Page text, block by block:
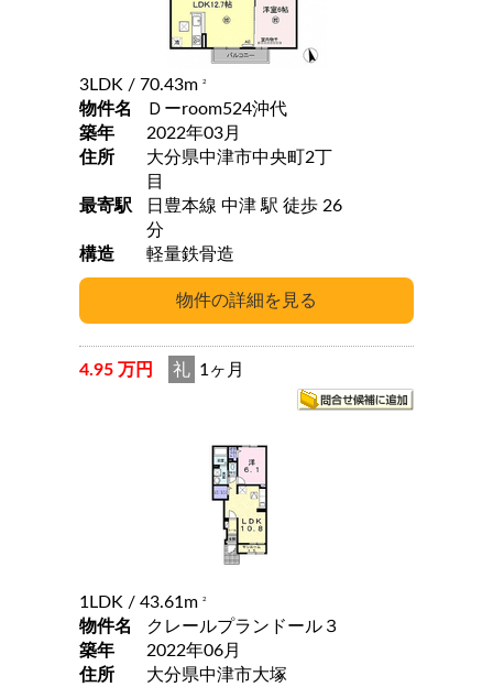
3LDK / 70.43m 2
物件名
Ｄーroom524沖代
築年
2022年03月
住所
大分県中津市中央町2丁
目
最寄駅
日豊本線 中津 駅 徒歩 26
分
構造
軽量鉄骨造
4.95 万円 礼 1ヶ月
1LDK / 43.61m 2
物件名
クレールプランドール３
築年
2022年06月
住所
大分県中津市大塚